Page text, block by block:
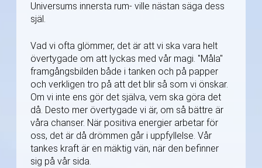
Universums innersta rum- ville nästan säga dess
själ.
Vad vi ofta glömmer, det är att vi ska vara helt
övertygade om att lyckas med vår magi. "Måla"
framgångsbilden både i tanken och på papper
och verkligen tro på att det blir så som vi önskar.
Om vi inte ens gör det själva, vem ska göra det
då. Desto mer övertygade vi är, om så bättre är
våra chanser. När positiva energier arbetar för
oss, det är då drömmen går i uppfyllelse. Vår
tankes kraft är en mäktig vän, när den befinner
sig på vår sida.